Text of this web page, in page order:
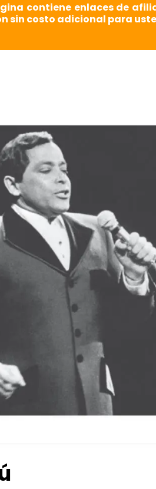
contiene enlaces de
sin costo adicional para